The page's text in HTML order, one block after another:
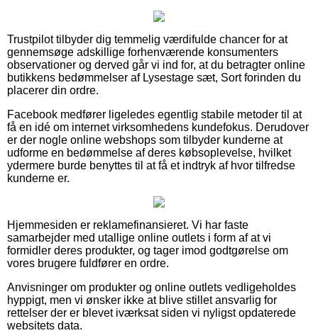
Trustpilot tilbyder dig temmelig værdifulde chancer for at
gennemsøge adskillige forhenværende konsumenters
observationer og derved går vi ind for, at du betragter online
butikkens bedømmelser af Lysestage sæt, Sort forinden du
placerer din ordre.
Facebook medfører ligeledes egentlig stabile metoder til at
få en idé om internet virksomhedens kundefokus. Derudover
er der nogle online webshops som tilbyder kunderne at
udforme en bedømmelse af deres købsoplevelse, hvilket
ydermere burde benyttes til at få et indtryk af hvor tilfredse
kunderne er.
Hjemmesiden er reklamefinansieret. Vi har faste
samarbejder med utallige online outlets i form af at vi
formidler deres produkter, og tager imod godtgørelse om
vores brugere fuldfører en ordre.
Anvisninger om produkter og online outlets vedligeholdes
hyppigt, men vi ønsker ikke at blive stillet ansvarlig for
rettelser der er blevet iværksat siden vi nyligst opdaterede
websitets data.